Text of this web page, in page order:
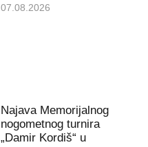
07.08.2026
Najava Memorijalnog
nogometnog turnira
„Damir Kordiš“ u